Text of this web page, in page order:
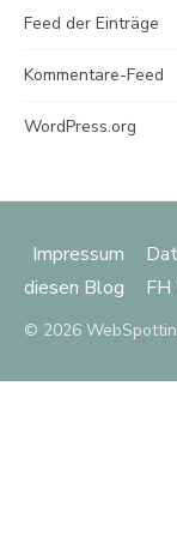
Feed der Einträge
Kommentare-Feed
WordPress.org
Impressum
diesen Blog
© 2026